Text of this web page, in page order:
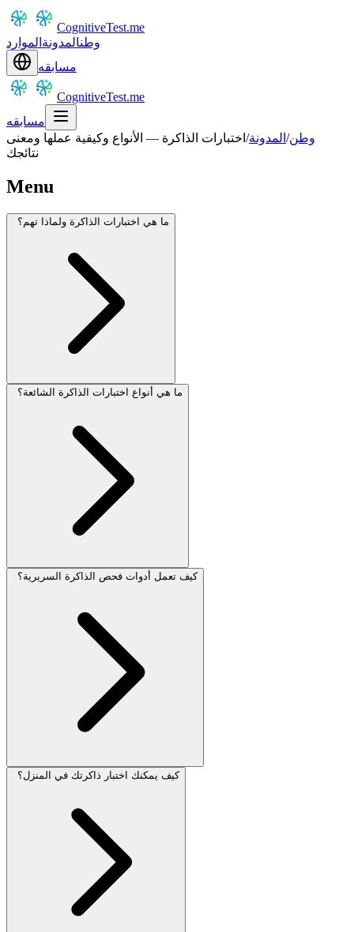
CognitiveTest.me
وطنالمدونة الموارد
مسابقه
CognitiveTest.me
مسابقه
وطن/ المدونة/ اختبارات الذاكرة — الأنواع وكيفية عملها ومعنى
نتائجك
Menu
ما هي اختبارات الذاكرة ولماذا تهم؟
ما هي أنواع اختبارات الذاكرة الشائعة؟
كيف تعمل أدوات فحص الذاكرة السريرية؟
كيف يمكنك اختبار ذاكرتك في المنزل؟